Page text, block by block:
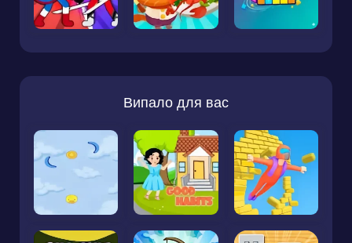
Випало для вас